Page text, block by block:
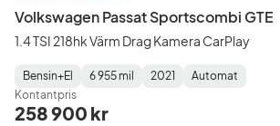
Volkswagen Passat Sportscombi GTE
1.4 TSI 218hk Värm Drag Kamera CarPlay
Fuel
Type:
Bensin+El
Mätarställning:
6 955 mil
Model
Year:
2021
Gearbox
Type:
Automat
Kontantpris
258 900 kr